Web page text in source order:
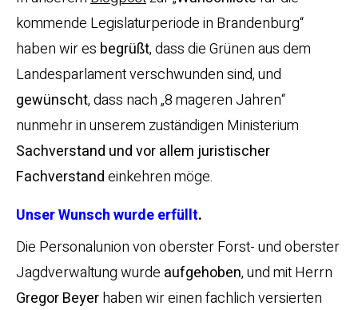
kommende Legislaturperiode in Brandenburg“
haben wir es begrüßt, dass die Grünen aus dem
Landesparlament verschwunden sind, und
gewünscht, dass nach „8 mageren Jahren“
nunmehr in unserem zuständigen Ministerium
Sachverstand und vor allem juristischer
Fachverstandeinkehren möge.
Unser Wunsch wurde erfüllt.
Die Personalunion von oberster Forst- und oberster
Jagdverwaltung wurde aufgehoben, und mit Herrn
Gregor Beyerhaben wir einen fachlich versierten